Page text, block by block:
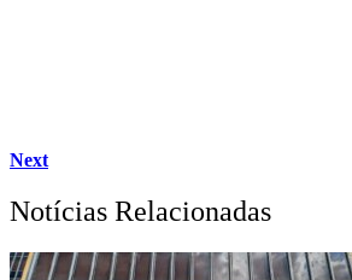
Next
Notícias Relacionadas